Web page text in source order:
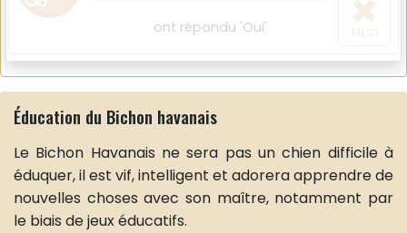
ont répondu 'Oui' Non
Éducation du Bichon havanais
Le Bichon Havanais ne sera pas un chien difficile à
éduquer, il est vif, intelligent et adorera apprendre de
nouvelles choses avec son maître, notamment par
le biais de jeux éducatifs.